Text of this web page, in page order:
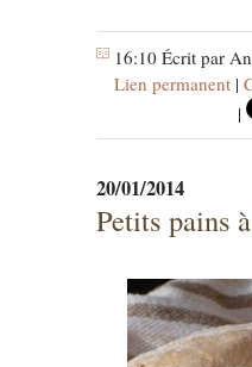
16:10 Écrit par
Lien permanent |
|
20/01/2014
Petits pains